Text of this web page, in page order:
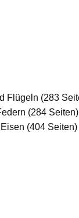
Flügeln (283
(284 Seiten)
(404 Seiten)